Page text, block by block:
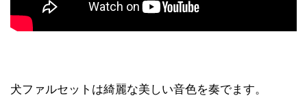
犬ファルセットは綺麗な美しい音色を奏でます。